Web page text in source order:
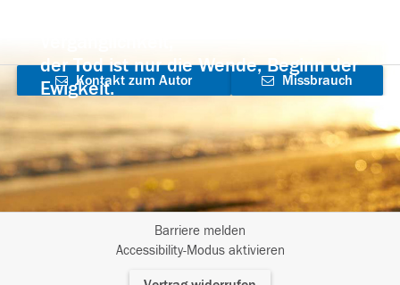
der Tod ist nur die Wende, Beginn der
Ewigkeit.
Kontakt zum Autor
aufnehmen
Missbrauch
Barriere melden
Accessibility-Modus aktivieren